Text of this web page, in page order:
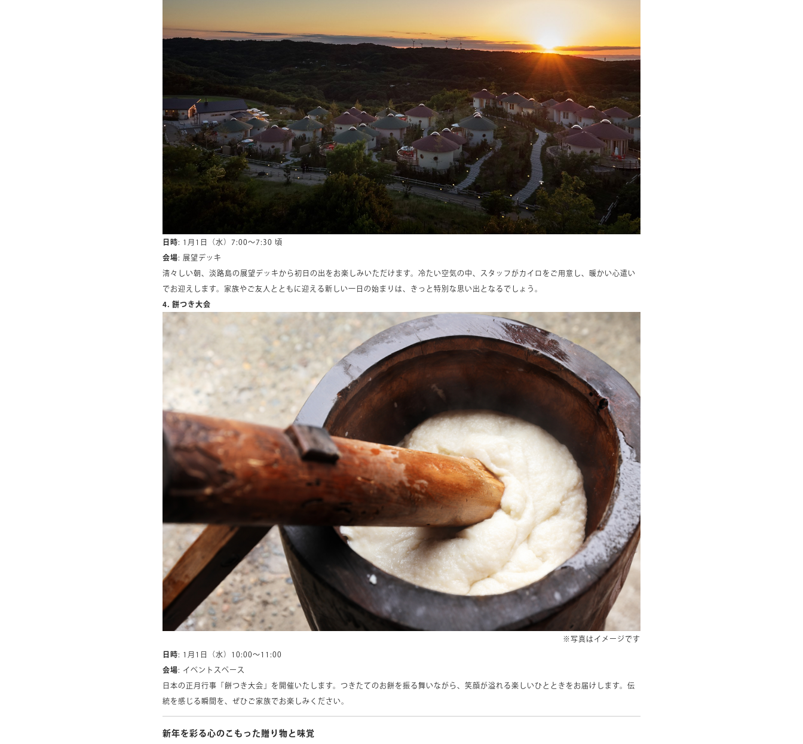
日時: 1月1日（水）7:00～7:30 頃
会場: 展望デッキ
清々しい朝、淡路島の展望デッキから初日の出をお楽しみいただけます。冷たい空気の中、スタッフがカイロをご用意し、暖かい心遣い
でお迎えします。家族やご友人とともに迎える新しい一日の始まりは、きっと特別な思い出となるでしょう。
4. 餅つき大会
※写真はイメージです
日時: 1月1日（水）10:00～11:00
会場: イベントスペース
日本の正月行事「餅つき大会」を開催いたします。つきたてのお餅を振る舞いながら、笑顔が溢れる楽しいひとときをお届けします。伝
統を感じる瞬間を、ぜひご家族でお楽しみください。
新年を彩る心のこもった贈り物と味覚